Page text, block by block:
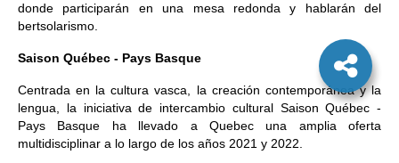
donde participarán en una mesa redonda y hablarán del
bertsolarismo.
Saison Québec - Pays Basque
Centrada en la cultura vasca, la creación contemporánea y la
lengua, la iniciativa de intercambio cultural Saison Québec -
Pays Basque ha llevado a Quebec una amplia oferta
multidisciplinar a lo largo de los años 2021 y 2022.